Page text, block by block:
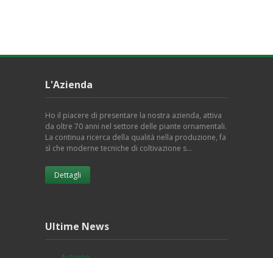
L'Azienda
Ho il piacere di presentare la nostra azienda, attiva
da oltre 70 anni nel settore delle piante ornamentali.
La continua ricerca della qualità nella produzione, fa
sì che moderne tecniche di coltivazione s…
Dettagli
Ultime News